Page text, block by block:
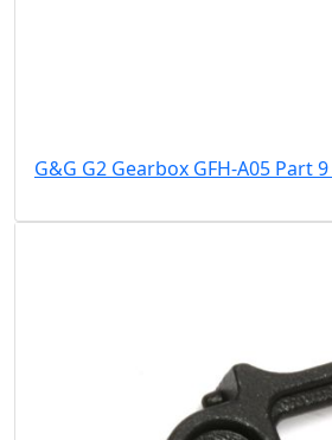
G&G G2 Gearbox GFH-A05 Part